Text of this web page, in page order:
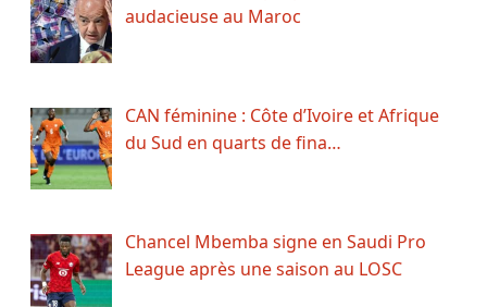
audacieuse au Maroc
CAN féminine : Côte d’Ivoire et Afrique
du Sud en quarts de fina…
Chancel Mbemba signe en Saudi Pro
League après une saison au LOSC